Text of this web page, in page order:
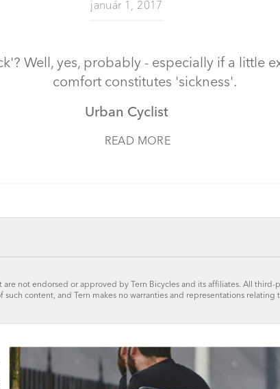
január 1, 2017
Well, yes, probably - especially if a little
comfort constitutes 'sickness'.
Urban Cyclist
READ MORE
are not endorsed or approved by Tern Bicycles and its affiliates. All third-
content, and Tern makes no warranties and representations relating